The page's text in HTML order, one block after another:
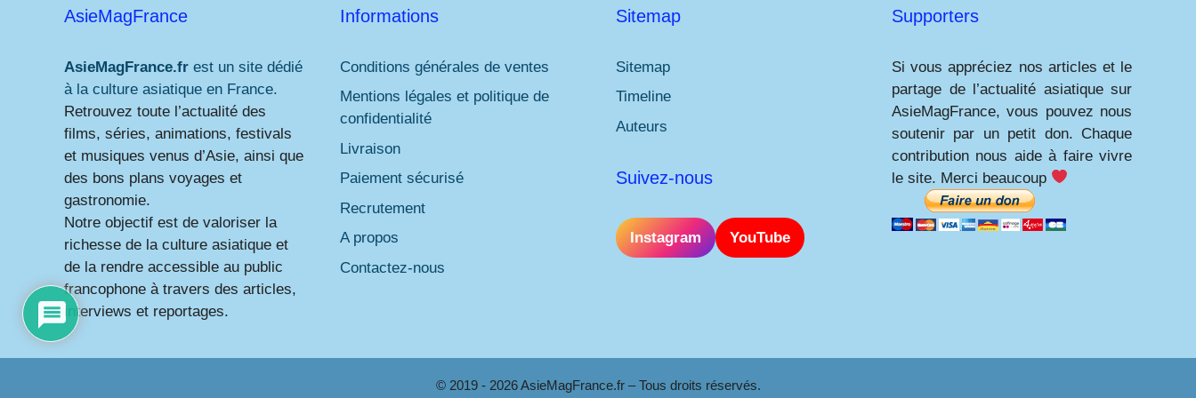
AsieMagFrance
AsieMagFrance.fr est un site dédié
à la culture asiatique en France.
Retrouvez toute l’actualité des
films, séries, animations, festivals
et musiques venus d’Asie, ainsi que
des bons plans voyages et
gastronomie.
Notre objectif est de valoriser la
richesse de la culture asiatique et
de la rendre accessible au public
francophone à travers des articles,
interviews et reportages.
Informations
Conditions générales de ventes
Mentions légales et politique de
confidentialité
Livraison
Paiement sécurisé
Recrutement
A propos
Contactez-nous
Sitemap
Sitemap
Timeline
Auteurs
Suivez-nous
Instagram YouTube
Supporters
Si vous appréciez nos articles et le
partage de l’actualité asiatique sur
AsieMagFrance, vous pouvez nous
soutenir par un petit don. Chaque
contribution nous aide à faire vivre
le site. Merci beaucoup
© 2019 - 2026 AsieMagFrance.fr – Tous droits réservés.